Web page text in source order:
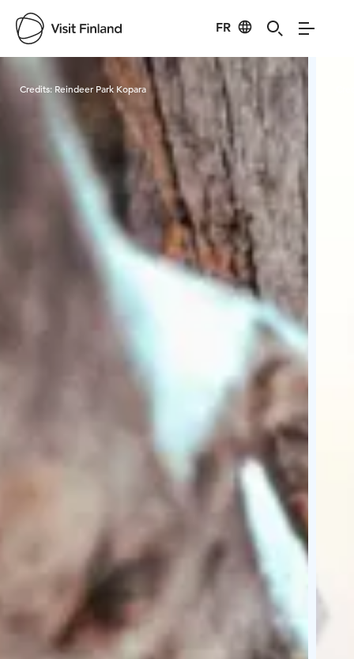
FR
Visit Finland
Credits: Reindeer Park Kopara